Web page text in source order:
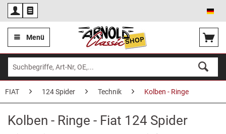
Menü
FIAT 124 Spider Technik Kolben - Ringe
Kolben - Ringe - Fiat 124 Spider